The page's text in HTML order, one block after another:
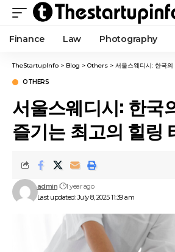
Finance Law Photography
TheStartupInfo > Blog > Others > 서울스웨디시: 한국의
OTHERS
서울스웨디시: 한국
즐기는 최고의 힐링
Last updated: July 8, 2025 11:39 am
admin 1 year ago